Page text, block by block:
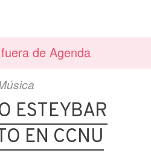
de Agenda
ESTEYBAR
EN CCNU